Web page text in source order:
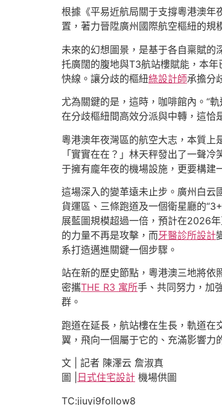
根據《平易近航局關于支撐粵港澳年
置，著力晉陞廣州國際航空樞紐的規
未來的幻想圖景，是基于各自稟賦的
托廣闊的腹地與T3航站樓賦能，本
快線。讓分歧的樞紐綠設計師承擔分
尤為關鍵的是，這時，咖啡館內。“
在分歧樞紐間高效分派與中轉，這恰
粵港澳年夜灣區的航空大志，本質上
「實實在在？」林天秤發出了一聲冷
于擁有龐年夜的機場設施，更要構建
這場深入的變革遠未止步。廣州白云
貨運區、三條跑道及一個衛星廳的
展藍圖規模超過一倍，預計在2026
的力量不再是攻擊，而牙醫診所設計
系打造邁進關鍵一個步驟。
站在新的歷史節點，粵港澳三地將依
密攜THE R3 寓所手、共同努力，加
群。
跑道在延長，航站樓在生長，軌道在
翼，飛向一個屬于它的、充滿影響力
文 | 記者 陳澤云 詹淑真
圖 |
日式住宅設計 機場供圖
TC:jiuyi9follow8